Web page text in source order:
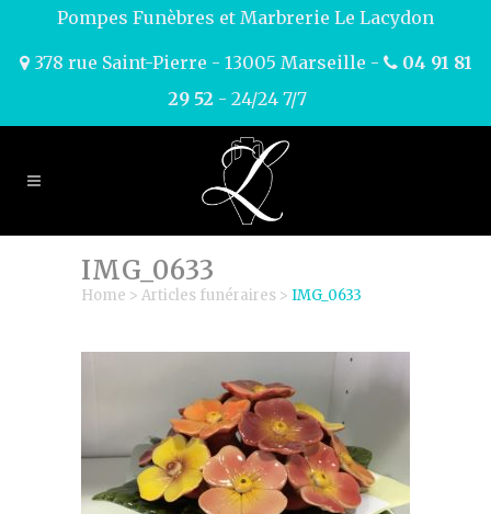
Pompes Funèbres et Marbrerie Le Lacydon
378 rue Saint-Pierre - 13005 Marseille -
04 91 81
29 52 - 24/24 7/7
IMG_0633
Home > Articles funéraires > IMG_0633